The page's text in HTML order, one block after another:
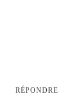
RÉPONDRE